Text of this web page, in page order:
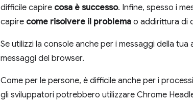
difficile capire cosa è successo. Infine, spesso i
capire come risolvere il problema o addirittura di
Se utilizzi la console anche per i messaggi della
messaggi del browser.
Come per le persone, è difficile anche per i
gli sviluppatori potrebbero utilizzare Chrome